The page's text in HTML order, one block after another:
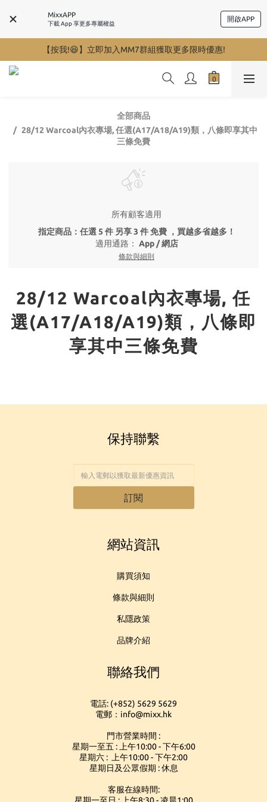
MixxAPP
下載 App 享更多專屬權益
開啟APP
【按我!😆】立即加入MM7群組獲取更多限時優惠!
全部商品
28/12 Warcoal內衣專場, 任選(A17/A18/A19)類，八條即享其中
三條免費
所有顧客適用
指定商品：任選 5 件 另享 3 件 免費 ，買越多省越多！
適用通路： App / 網店
條款與細則
28/12 Warcoal內衣專場, 任
選(A17/A18/A19)類，八條即
享其中三條免費
保持聯繫
訂閱
網站資訊
購買須知
條款與細則
私隱政策
品牌介紹
聯絡我們
電話: (+852) 5629 5629
電郵：info@mixx.hk
門市營業時間 :
星期一至五 : 上午10:00 - 下午6:00
星期六 : 上午10:00 - 下午2:00
星期日及公眾假期 : 休息
客服在線時間: